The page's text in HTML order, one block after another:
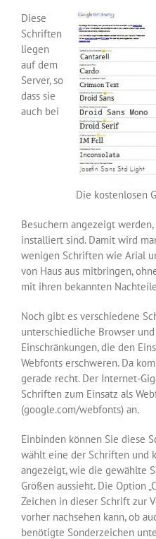
Die kostenlosen
Diese
Schriften
liegen
auf dem
Server, so
dass sie
auch bei
Besuchern angezeigt
installiert sind. Damit wird
wenigen Schriften wie Arial
von Haus aus mitbringen,
mit ihren bekannten
Noch gibt es verschiedene
unterschiedliche Browser
Einschränkungen, die den
Webfonts erschweren. Da
gerade recht. Der Internet-
Schriften zum Einsatz als
(google.com/webfonts) an.
Einbinden können Sie diese
wählt eine der Schriften und
angezeigt, wie die gewählte
Größen aussieht. Die Option
Zeichen in dieser Schrift zur
vorher nachsehen kann, ob
benötigte Sonderzeichen